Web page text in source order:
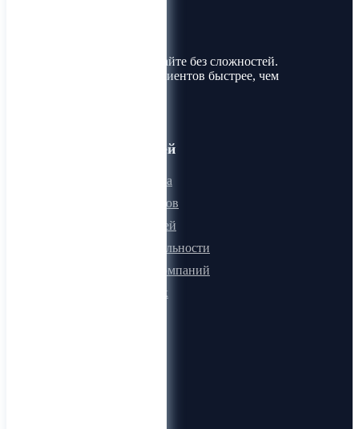
Покупайте и продавайте без сложностей.
Найдите товары и клиентов быстрее, чем
Для пользователей
Онлайн визитка
Для поставщиков
Для покупателей
Программа лояльности
Микроблоги компаний
Быстрый поиск